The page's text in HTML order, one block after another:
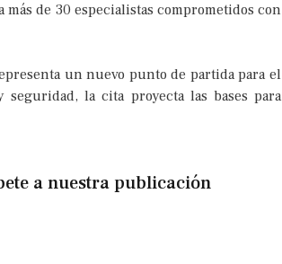
de 30 especialistas comprometidos con
un nuevo punto de partida para el
la cita proyecta las bases para
a nuestra publicación